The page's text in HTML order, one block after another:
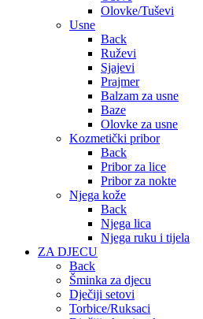
Olovke/Tuševi
Usne
Back
Ruževi
Sjajevi
Prajmer
Balzam za usne
Baze
Olovke za usne
Kozmetički pribor
Back
Pribor za lice
Pribor za nokte
Njega kože
Back
Njega lica
Njega ruku i tijela
ZA DJECU
Back
Šminka za djecu
Dječiji setovi
Torbice/Ruksaci